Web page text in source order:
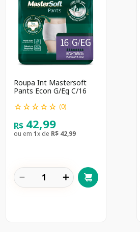
Roupa Int Mastersoft
Pants Econ G/Eg C/16
☆☆☆☆☆ (0)
R$ 42,99
ou em 1x de R$ 42,99
＋
－